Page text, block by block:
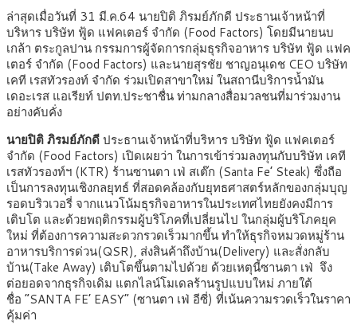
ล่าสุดเมื่อวันที่ 31 มี.ค.64 นายปิติ ภิรมย์ภักดี ประธานเจ้าหน้าที่
บริหาร บริษัท ฟู้ด แฟคเตอร์ จำกัด (Food Factors) โดยมีนายนบ
เกล้า ตระกูลปาน กรรมการผู้จัดการกลุ่มธุรกิจอาหาร บริษัท ฟู้ด แฟค
เตอร์ จำกัด (Food Factors) และนายสุรชัย ชาญอนุเดช CEO บริษัท
เคที เรสทัวรองท์ จำกัด ร่วมเปิดสาขาใหม่ ในสถานีบริการน้ำมัน
เดอะเรส แอเรียท์ ปตท.ประชาชื่น ท่ามกลางสื่อมวลชนที่มาร่วมงาน
อย่างคับคั่ง
นายปิติ ภิรมย์ภักดีประธานเจ้าหน้าที่บริหาร บริษัท ฟู้ด แฟคเตอร์
จำกัด (Food Factors) เปิดเผยว่า ในการเข้าร่วมลงทุนกับบริษัท เคที
เรสทัวรองท์ฯ (KTR) ร้านซานตา เฟ่ สเต๊ก (Santa Fe’ Steak) ซึ่งถือ
เป็นการลงทุนเชิงกลยุทธ์ ที่สอดคล้องกับยุทธศาสตร์หลักของกลุ่มบุญ
รอดบริวเวอรี่ จากแนวโน้มธุรกิจอาหารในประเทศไทยยังคงมีการ
เติบโต และด้วยพฤติกรรมผู้บริโภคที่เปลี่ยนไป ในกลุ่มผู้บริโภคยุค
ใหม่ ที่ต้องการความสะดวกรวดเร็วมากขึ้น ทำให้ธุรกิจหมวดหมู่ร้าน
อาหารบริการด่วน(QSR), ส่งสินค้าถึงบ้าน(Delivery) และสั่งกลับ
บ้าน(Take Away) เติบโตขึ้นตามไปด้วย ด้วยเหตุนี้ซานตา เฟ่ จึง
ต่อยอดจากธุรกิจเดิม แตกไลน์โมเดลร้านรูปแบบใหม่ ภายใต้
ชื่อ “SANTA FE’ EASY” (ซานตา เฟ่ อีซี่) ที่เน้นความรวดเร็วในราคา
คุ้มค่า